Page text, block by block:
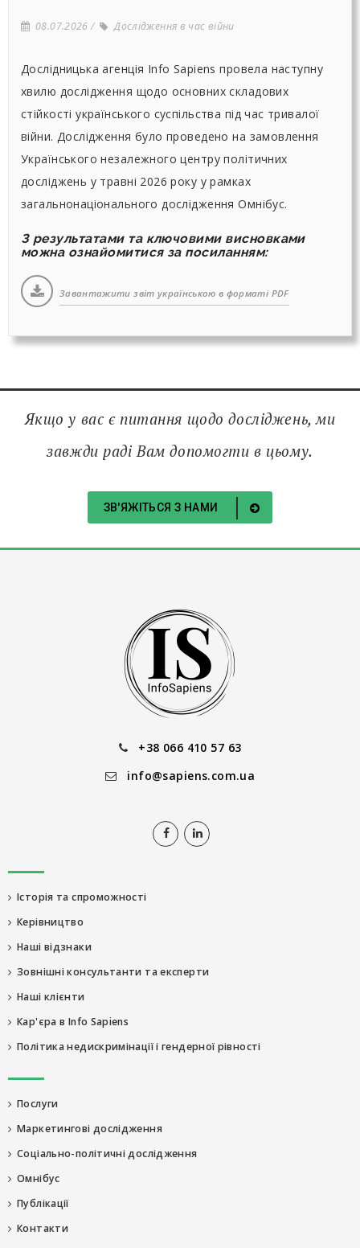
08.07.2026 Дослідження в час війни
Дослідницька агенція Info Sapiens провела наступну
хвилю дослідження щодо основних складових
стійкості українського суспільства під час тривалої
війни. Дослідження було проведено на замовлення
Українського незалежного центру політичних
досліджень у травні 2026 року у рамках
загальнонаціонального дослідження Омнібус.
З результатами та ключовими висновками
можна ознайомитися за посиланням:
Завантажити звіт українською в форматі PDF
Якщо у вас є питання щодо досліджень, ми
завжди раді Вам допомогти в цьому.
ЗВ'ЯЖІТЬСЯ З НАМИ
+38 066 410 57 63
info@sapiens.com.ua
Історія та спроможності
Керівництво
Наші відзнаки
Зовнішні консультанти та експерти
Наші клієнти
Кар'єра в Info Sapiens
Політика недискримінації і гендерної рівності
Послуги
Маркетингові дослідження
Соціально-політичні дослідження
Омнібус
Публікації
Контакти